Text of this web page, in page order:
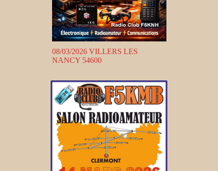
08/03/2026 VILLERS LES
NANCY 54600